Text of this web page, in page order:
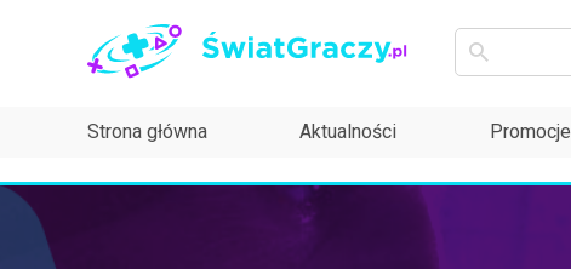
Strona główna Aktualności Promocje